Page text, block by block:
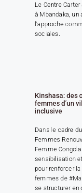
Le Centre
à Mbandaka, un
l’approche
sociales.
Kinshasa: des
femmes d’un
inclusive
Dans le cadre
Femmes
Femme
sensibilisation
pour renforcer
femmes de
se structurer en